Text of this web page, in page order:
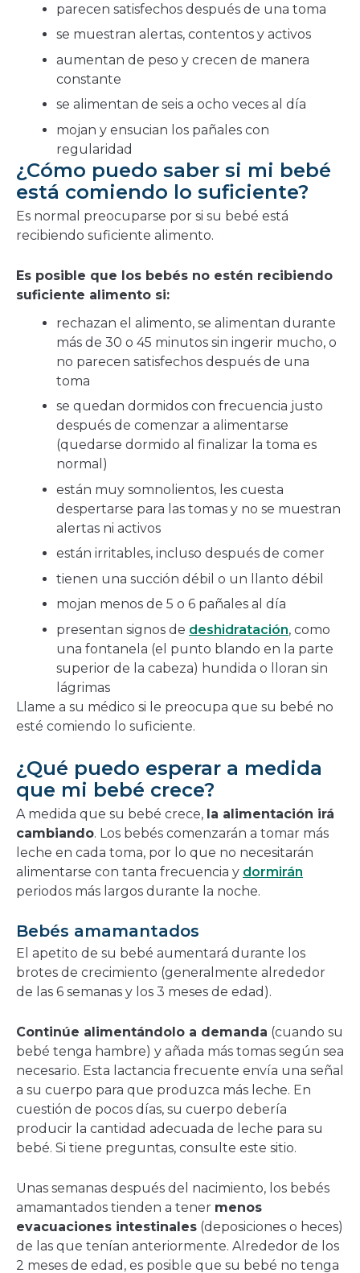
parecen satisfechos después de una toma
se muestran alertas, contentos y activos
aumentan de peso y crecen de manera
constante
se alimentan de seis a ocho veces al día
mojan y ensucian los pañales con
regularidad
¿Cómo puedo saber si mi bebé
está comiendo lo suficiente?
Es normal preocuparse por si su bebé está
recibiendo suficiente alimento.
Es posible que los bebés no estén recibiendo
suficiente alimento si:
rechazan el alimento, se alimentan durante
más de 30 o 45 minutos sin ingerir mucho, o
no parecen satisfechos después de una
toma
se quedan dormidos con frecuencia justo
después de comenzar a alimentarse
(quedarse dormido al finalizar la toma es
normal)
están muy somnolientos, les cuesta
despertarse para las tomas y no se muestran
alertas ni activos
están irritables, incluso después de comer
tienen una succión débil o un llanto débil
mojan menos de 5 o 6 pañales al día
presentan signos de deshidratación, como
una fontanela (el punto blando en la parte
superior de la cabeza) hundida o lloran sin
lágrimas
Llame a su médico si le preocupa que su bebé no
esté comiendo lo suficiente.
¿Qué puedo esperar a medida
que mi bebé crece?
A medida que su bebé crece, la alimentación irá
cambiando. Los bebés comenzarán a tomar más
leche en cada toma, por lo que no necesitarán
alimentarse con tanta frecuencia y dormirán
periodos más largos durante la noche.
Bebés amamantados
El apetito de su bebé aumentará durante los
brotes de crecimiento (generalmente alrededor
de las 6 semanas y los 3 meses de edad).
Continúe alimentándolo a demanda (cuando su
bebé tenga hambre) y añada más tomas según sea
necesario. Esta lactancia frecuente envía una señal
a su cuerpo para que produzca más leche. En
cuestión de pocos días, su cuerpo debería
producir la cantidad adecuada de leche para su
bebé. Si tiene preguntas, consulte este sitio.
Unas semanas después del nacimiento, los bebés
amamantados tienden a tener menos
evacuaciones intestinales (deposiciones o heces)
de las que tenían anteriormente. Alrededor de los
2 meses de edad, es posible que su bebé no tenga